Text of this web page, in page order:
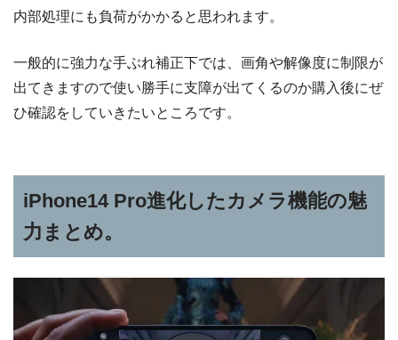
内部処理にも負荷がかかると思われます。
一般的に強力な手ぶれ補正下では、画角や解像度に制限が
出てきますので使い勝手に支障が出てくるのか購入後にぜ
ひ確認をしていきたいところです。
iPhone14 Pro進化したカメラ機能の魅
力まとめ。